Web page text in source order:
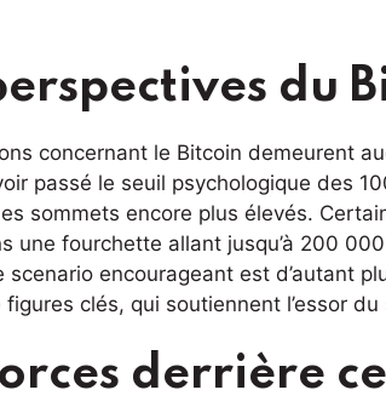
du
concernant le Bitcoin demeurent
passé le seuil psychologique des
sommets encore plus élevés.
une fourchette allant jusqu’à 200
scenario encourageant est d’autant
clés, qui soutiennent l’essor
derrière